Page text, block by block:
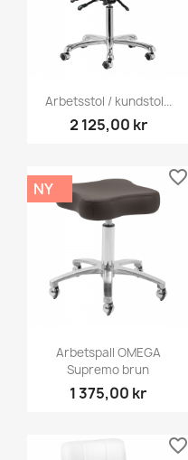
Arbetsstol / kundstol...
2 125,00 kr
Arbetspall OMEGA
Supremo brun
1 375,00 kr
NY
favorite_border
favorite_border